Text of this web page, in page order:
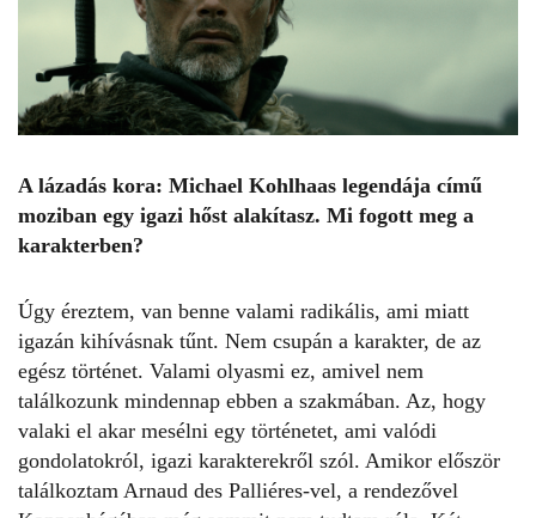
A lázadás kora: Michael Kohlhaas legendája című
moziban egy igazi hőst alakítasz. Mi fogott meg a
karakterben?
Úgy éreztem, van benne valami radikális, ami miatt
igazán kihívásnak tűnt. Nem csupán a karakter, de az
egész történet. Valami olyasmi ez, amivel nem
találkozunk mindennap ebben a szakmában. Az, hogy
valaki el akar mesélni egy történetet, ami valódi
gondolatokról, igazi karakterekről szól. Amikor először
találkoztam Arnaud des Palliéres-vel, a rendezővel